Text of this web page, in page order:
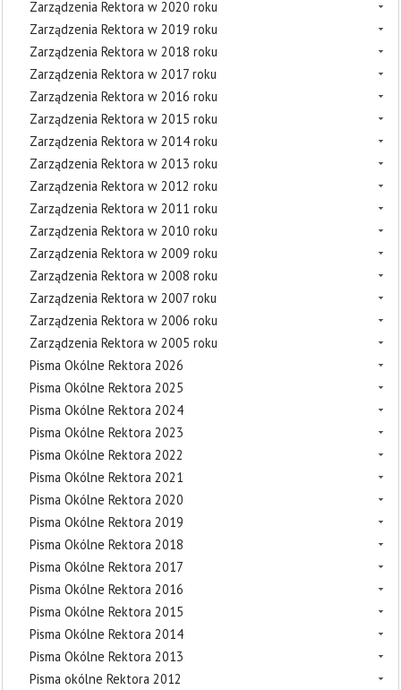
Zarządzenia Rektora w 2020 roku
Zarządzenia Rektora w 2019 roku
Zarządzenia Rektora w 2018 roku
Zarządzenia Rektora w 2017 roku
Zarządzenia Rektora w 2016 roku
Zarządzenia Rektora w 2015 roku
Zarządzenia Rektora w 2014 roku
Zarządzenia Rektora w 2013 roku
Zarządzenia Rektora w 2012 roku
Zarządzenia Rektora w 2011 roku
Zarządzenia Rektora w 2010 roku
Zarządzenia Rektora w 2009 roku
Zarządzenia Rektora w 2008 roku
Zarządzenia Rektora w 2007 roku
Zarządzenia Rektora w 2006 roku
Zarządzenia Rektora w 2005 roku
Pisma Okólne Rektora 2026
Pisma Okólne Rektora 2025
Pisma Okólne Rektora 2024
Pisma Okólne Rektora 2023
Pisma Okólne Rektora 2022
Pisma Okólne Rektora 2021
Pisma Okólne Rektora 2020
Pisma Okólne Rektora 2019
Pisma Okólne Rektora 2018
Pisma Okólne Rektora 2017
Pisma Okólne Rektora 2016
Pisma Okólne Rektora 2015
Pisma Okólne Rektora 2014
Pisma Okólne Rektora 2013
Pisma okólne Rektora 2012